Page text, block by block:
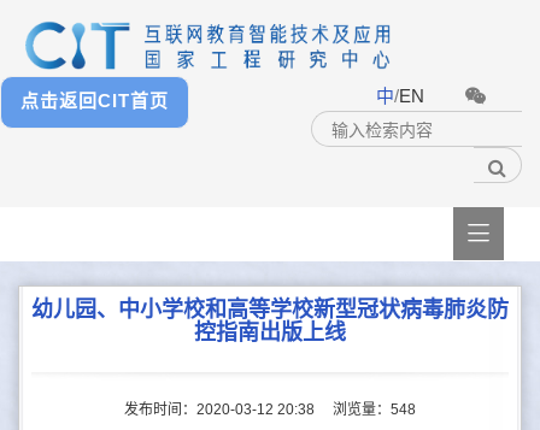
点击返回CIT首页 中/EN

幼儿园、中小学校和高等学校新型冠状病毒肺炎防
控指南出版上线
发布时间：2020-03-12 20:38 浏览量： 548